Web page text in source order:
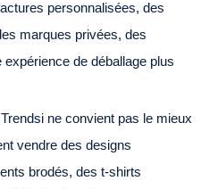
personnalisées, des
marques privées, des
de déballage plus
Trendsi ne convient pas le mieux
vendre des designs
brodés, des t-shirts